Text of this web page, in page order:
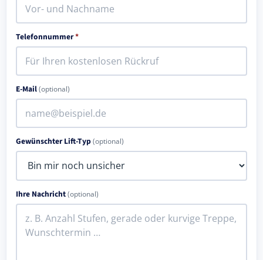
Telefonnummer*
E-Mail(optional)
Gewünschter Lift-Typ(optional)
Ihre Nachricht(optional)